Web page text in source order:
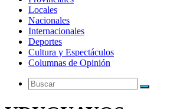
Locales
Nacionales
Internacionales
Deportes
Cultura y Espectáculos
Columnas de Opinión
Buscar